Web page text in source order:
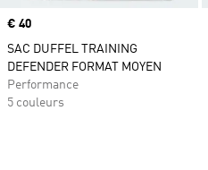
Prix
€ 40
SAC DUFFEL TRAINING
DEFENDER FORMAT MOYEN
Performance
5 couleurs